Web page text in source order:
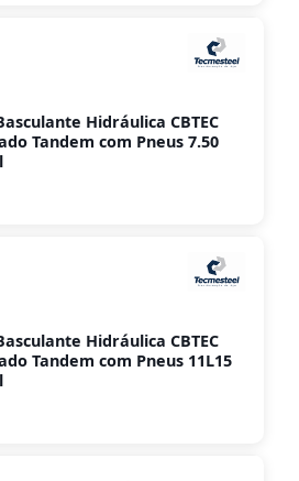
Hidráulica CBTEC
Tandem com Pneus 7.50
Hidráulica CBTEC
Tandem com Pneus 11L15